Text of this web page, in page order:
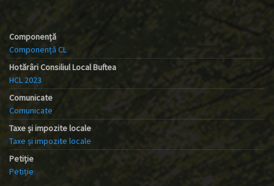
Componență
Componență CL
Hotărâri Consiliul Local Buftea
HCL 2023
Comunicate
Comunicate
Taxe și impozite locale
Taxe și impozite locale
Petiție
Petiție